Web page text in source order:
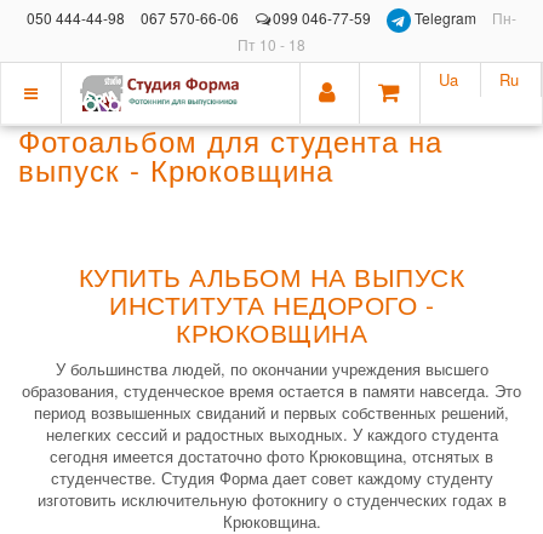
050 444-44-98 067 570-66-06 099 046-77-59 Telegram
Пн-
Пт 10 - 18
Показать
меню
Ua Ru
Фотоальбом для студента на
выпуск - Крюковщина
КУПИТЬ АЛЬБОМ НА ВЫПУСК
ИНСТИТУТА НЕДОРОГО -
КРЮКОВЩИНА
У большинства людей, по окончании учреждения высшего
образования, студенческое время остается в памяти навсегда. Это
период возвышенных свиданий и первых собственных решений,
нелегких сессий и радостных выходных. У каждого студента
сегодня имеется достаточно фото Крюковщина, отснятых в
студенчестве. Студия Форма дает совет каждому студенту
изготовить исключительную фотокнигу о студенческих годах в
Крюковщина.